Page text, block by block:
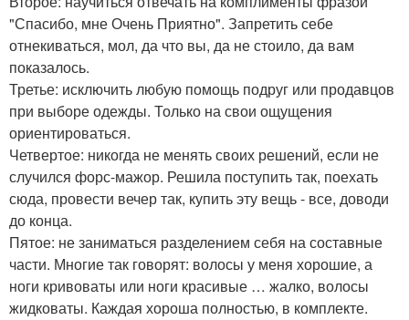
"Спасибо, мне Очень Приятно". Запретить себе
отнекиваться, мол, да что вы, да не стоило, да вам
показалось.
Третье: исключить любую помощь подруг или продавцов
при выборе одежды. Только на свои ощущения
ориентироваться.
Четвертое: никогда не менять своих решений, если не
случился форс-мажор. Решила поступить так, поехать
сюда, провести вечер так, купить эту вещь - все, доводи
до конца.
Пятое: не заниматься разделением себя на составные
части. Многие так говорят: волосы у меня хорошие, а
ноги кривоваты или ноги красивые … жалко, волосы
жидковаты. Каждая хороша полностью, в комплекте.